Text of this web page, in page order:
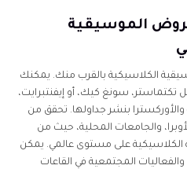
الموسيقية
الكلاسيكية بالقرب منك. يمكنك
تكتماستر، سونغ كيك، أو إيفنتبرايت،
بنشر جداولها. تحقق من
والجامعات المحلية، حيث من
الكلاسيكية على مستوى عالمي. يمكن
المجتمعية في القاعات